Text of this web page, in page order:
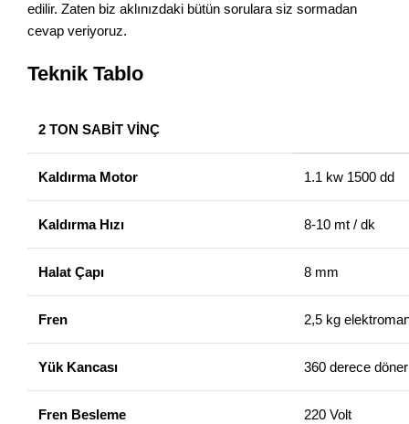
edilir. Zaten biz aklınızdaki bütün sorulara siz sormadan
cevap veriyoruz.
Teknik Tablo
2 TON SABİT VİNÇ
Kaldırma Motor 1.1 kw 1500 dd
Kaldırma Hızı 8-10 mt / dk
Halat Çapı 8 mm
Fren 2,5 kg
Yük Kancası 360 derece
Fren Besleme 220 Volt